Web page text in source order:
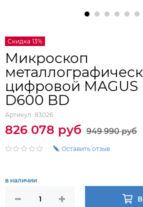
Скидка 13%
Микроскоп
цифровой MAGUS
D600 BD
Артикул: 83026
826 078 руб 949 990 руб
Оставить отзыв
в наличии